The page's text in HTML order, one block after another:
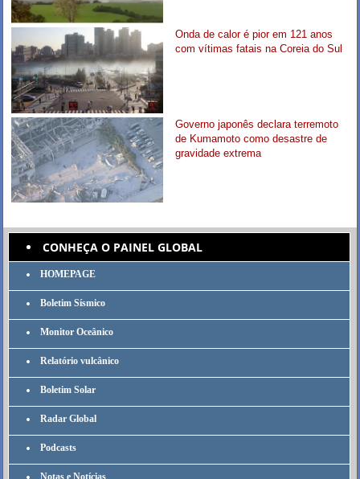
Onda de calor é pior em 121 anos
com vítimas fatais na Coreia do Sul
Governo japonês declara terremoto
de Kumamoto como desastre de
gravidade extrema
CONHEÇA O PAINEL GLOBAL
HOMEPAGE
Boletim Sísmico
Monitor Oceânico
Relatório vulcânico
Boletim Solar
Radar Global
Podcasts
Notas e Notícias